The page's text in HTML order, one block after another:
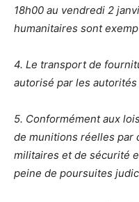
18h00 au vendredi 2
humanitaires sont
4. Le transport de
autorisé par les
5. Conformément aux
de munitions réelles par
militaires et de sécurité
peine de poursuites